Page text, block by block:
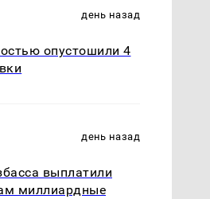
день назад
опустошили 4
день назад
выплатили
миллиардные